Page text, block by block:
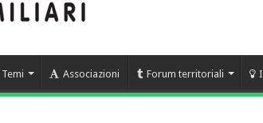
Temi Associazioni Forum territoriali